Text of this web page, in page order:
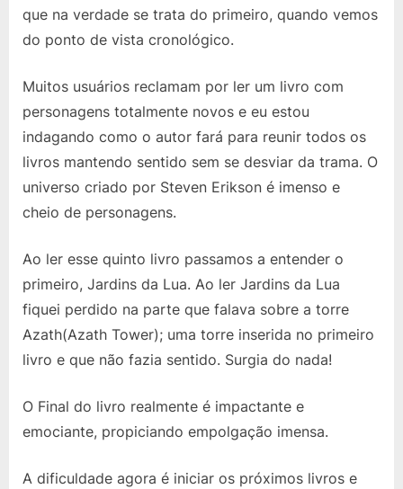
que na verdade se trata do primeiro, quando vemos
do ponto de vista cronológico.
Muitos usuários reclamam por ler um livro com
personagens totalmente novos e eu estou
indagando como o autor fará para reunir todos os
livros mantendo sentido sem se desviar da trama. O
universo criado por Steven Erikson é imenso e
cheio de personagens.
Ao ler esse quinto livro passamos a entender o
primeiro, Jardins da Lua. Ao ler Jardins da Lua
fiquei perdido na parte que falava sobre a torre
Azath(Azath Tower); uma torre inserida no primeiro
livro e que não fazia sentido. Surgia do nada!
O Final do livro realmente é impactante e
emociante, propiciando empolgação imensa.
A dificuldade agora é iniciar os próximos livros e